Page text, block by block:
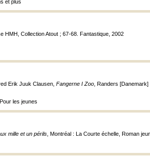
et plus
HMH, Collection Atout ; 67-68. Fantastique, 2002
Erik Juuk Clausen, Fangerne I Zoo , Randers
les jeunes
mille et un périls , Montréal : La Courte échelle, Roman